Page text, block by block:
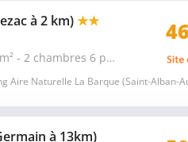
à 2 km)★★
Mobil home Super Mercure 28 m² - 2 chambres 6 pers.
Aire Naturelle La Barque (Saint-Alban-
à 13km)